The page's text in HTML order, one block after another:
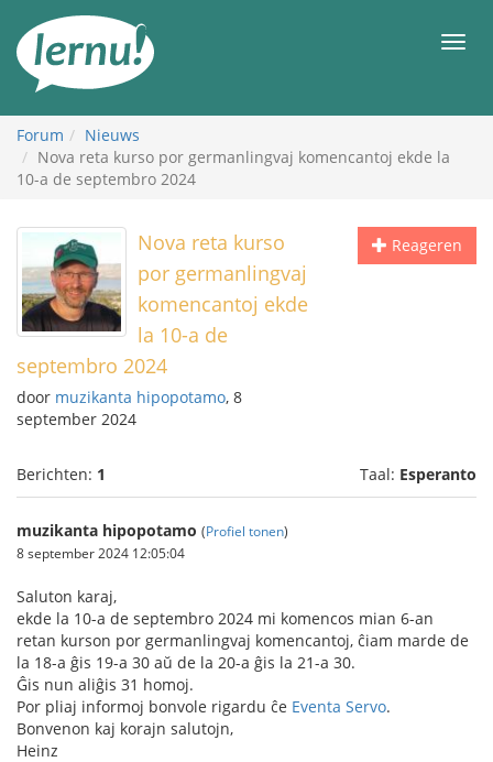
inhoud
Forum
Nieuws
Nova reta kurso por germanlingvaj komencantoj ekde la
10-a de septembro 2024
Reageren
Nova reta kurso
por germanlingvaj
komencantoj ekde
la 10-a de
septembro 2024
door muzikanta hipopotamo, 8
september 2024
Berichten: 1 Taal: Esperanto
muzikanta hipopotamo (Profiel tonen)
8 september 2024 12:05:04
Saluton karaj,
ekde la 10-a de septembro 2024 mi komencos mian 6-an
retan kurson por germanlingvaj komencantoj, ĉiam marde de
la 18-a ĝis 19-a 30 aŭ de la 20-a ĝis la 21-a 30.
Ĝis nun aliĝis 31 homoj.
Por pliaj informoj bonvole rigardu ĉe Eventa Servo.
Bonvenon kaj korajn salutojn,
Heinz